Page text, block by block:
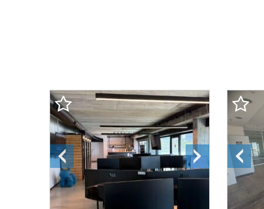
התמונה
הקודמת
התמונה
הקודמת
התמונה
הבאה